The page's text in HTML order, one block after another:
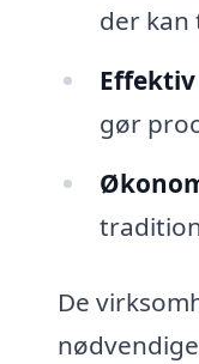
der kan
gør
De